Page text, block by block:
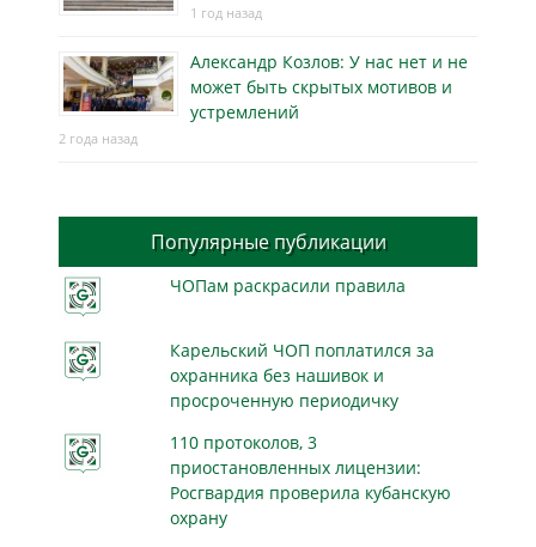
1 год назад
Александр Козлов: У нас нет и не
может быть скрытых мотивов и
устремлений
2 года назад
Популярные публикации
ЧОПам раскрасили правила
Карельский ЧОП поплатился за
охранника без нашивок и
просроченную периодичку
110 протоколов, 3
приостановленных лицензии:
Росгвардия проверила кубанскую
охрану